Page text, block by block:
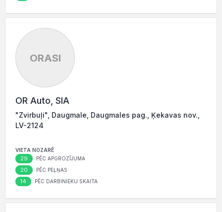
ORASI
OR Auto, SIA
"Zvirbuļi", Daugmale, Daugmales pag., Ķekavas nov.,
LV-2124
VIETA NOZARĒ
29 PĒC APGROZĪJUMA
20 PĒC PEĻŅAS
14 PĒC DARBINIEKU SKAITA